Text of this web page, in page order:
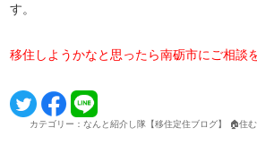
す。
移住しようかなと思ったら南砺市にご相談
カテゴリー：なんと紹介し隊【移住定住ブログ】 🏠住